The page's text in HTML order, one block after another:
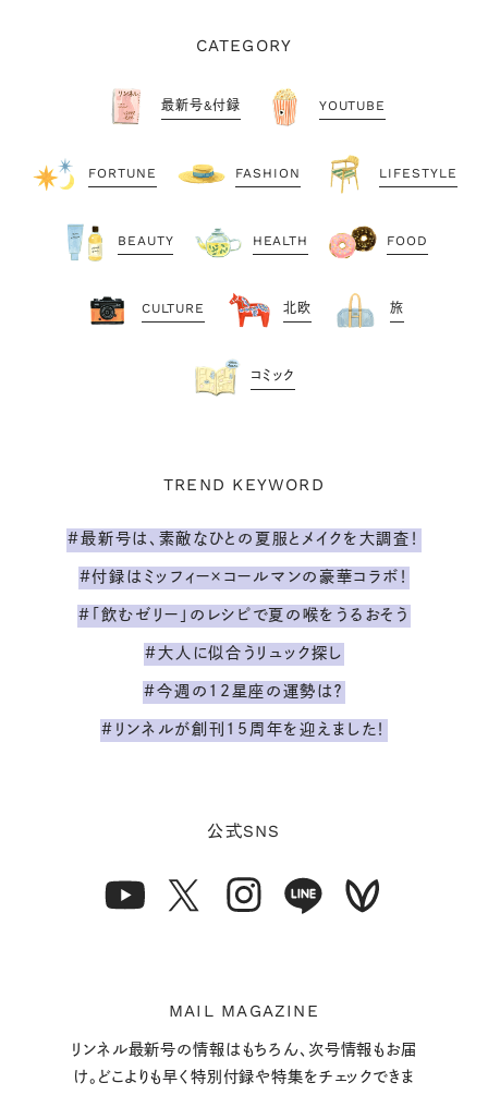
CATEGORY
最新号&付録 YOUTUBE
FORTUNE FASHION LIFESTYLE
BEAUTY HEALTH FOOD
CULTURE 北欧 旅
コミック
TREND KEYWORD
#最新号は、素敵なひとの夏服とメイクを大調査！
#付録はミッフィー×コールマンの豪華コラボ！
#「飲むゼリー」のレシピで夏の喉をうるおそう
#大人に似合うリュック探し
#今週の12星座の運勢は？
#リンネルが創刊15周年を迎えました！
公式SNS
MAIL MAGAZINE
リンネル最新号の情報はもちろん、次号情報もお届
け。どこよりも早く特別付録や特集をチェックできま